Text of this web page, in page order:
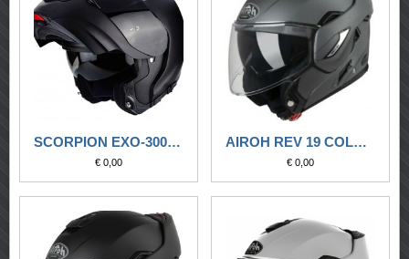
SCORPION EXO-3000 AIR SOLID MATT BLACK (FINO 3XL)
€ 0,00
AIROH REV 19 COLOR ANTHRACITE MATT
€ 0,00